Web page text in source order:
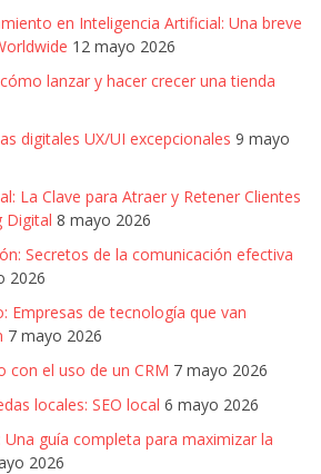
en Inteligencia Artificial: Una breve
12 mayo 2026
lanzar y hacer crecer una tienda
digitales UX/UI excepcionales 9 mayo
La Clave para Atraer y Retener Clientes
Digital 8 mayo 2026
Secretos de la comunicación efectiva
2026
Empresas de tecnología que van
7 mayo 2026
con el uso de un CRM 7 mayo 2026
locales: SEO local 6 mayo 2026
Una guía completa para maximizar la
2026